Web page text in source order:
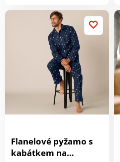
Lagaffe®... jemně a s
humorem!
Flanelové pyžamo s
kabátkem na